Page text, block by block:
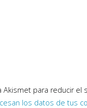
Akismet para reducir el
los datos de tus